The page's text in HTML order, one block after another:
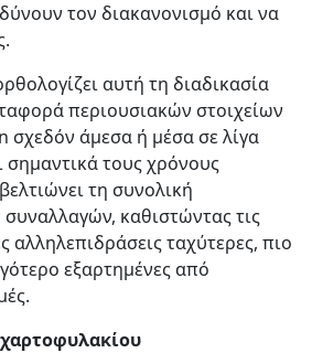
τον διακανονισμό και να
αυτή τη διαδικασία
περιουσιακών στοιχείων
σχεδόν άμεσα ή μέσα σε λίγα
σημαντικά τους χρόνους
τη συνολική
καθιστώντας τις
αλληλεπιδράσεις ταχύτερες, πιο
εξαρτημένες από